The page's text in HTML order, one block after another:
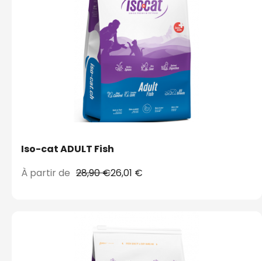
Iso-cat ADULT Fish
À partir de 28,90 €26,01 €